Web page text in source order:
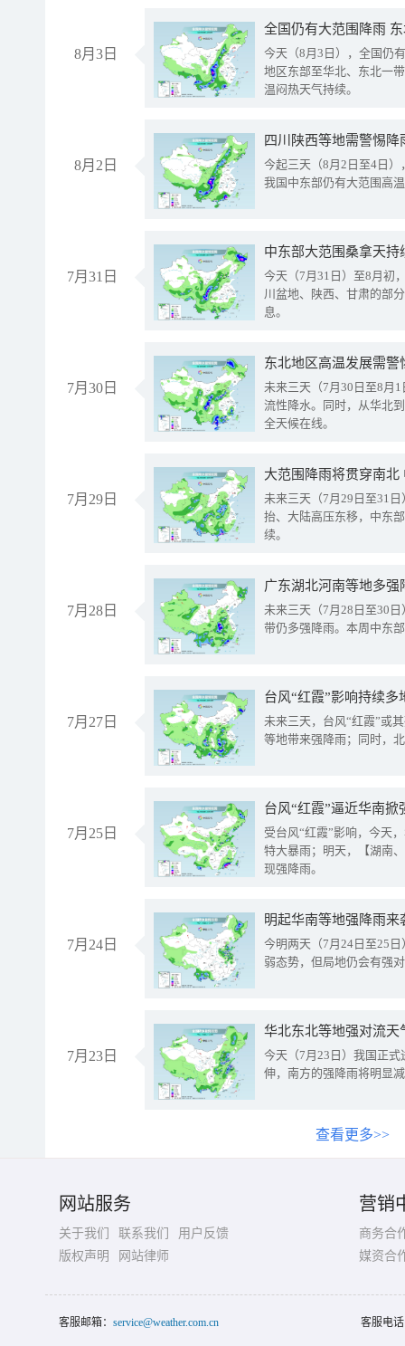
8月3日
全国仍有大范围降雨
今天（8月3日），全国仍
地区东部至华北、东北一
温闷热天气持续。
8月2日
今起三天（8月2日至4日
我国中东部仍有大范围高
7月31日
中东部大范围桑拿天
今天（7月31日）至8月初
川盆地、陕西、甘肃的部
息。
7月30日
东北地区高温发展需
未来三天（7月30日至8月
流性降水。同时，从华北
全天候在线。
7月29日
大范围降雨将贯穿南
未来三天（7月29日至31
抬、大陆高压东移，中东
续。
7月28日
广东湖北河南等地多
未来三天（7月28日至30
带仍多强降雨。本周中东
7月27日
台风“红霞”影响持续
未来三天，台风“红霞”或
等地带来强降雨；同时，
7月25日
台风“红霞”逼近华南
受台风“红霞”影响，今天
特大暴雨；明天，【湖南
现强降雨。
7月24日
明起华南等地强降雨
今明两天（7月24日至25
弱态势，但局地仍会有强
7月23日
华北东北等地强对流天
今天（7月23日）我国正
伸，南方的强降雨将明显
查看更多>>
网站服务
关于我们 联系我们
用户反馈
版权声明
网站律师
营销
商务合
媒资合
客服邮箱： service@weather.com.cn 客服电